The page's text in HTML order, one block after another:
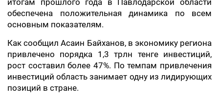
итогам прошлого года в Павлодарской области
обеспечена положительная динамика по всем
основным показателям.
Как сообщил Асаин Байханов, в экономику региона
привлечено порядка 1,3 трлн тенге инвестиций,
рост составил более 47%. По темпам привлечения
инвестиций область занимает одну из лидирующих
позиций в стране.